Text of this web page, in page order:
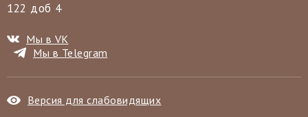
122 доб 4
Мы в VK
Мы в Telegram
Версия для слабовидящих